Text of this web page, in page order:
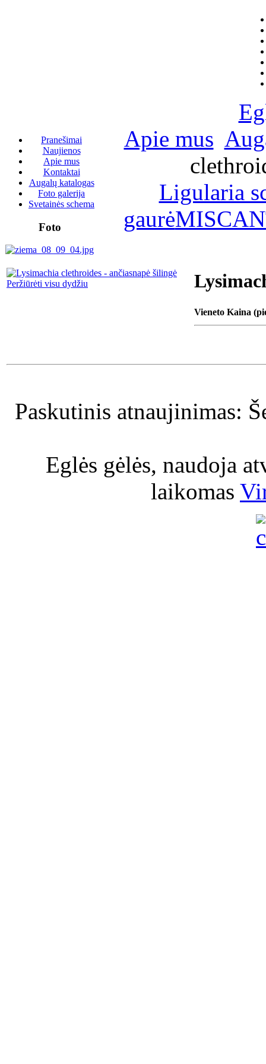
Pranešimai
Naujienos
Apie mus
Kontaktai
Augalų katalogas
Foto galerija
Svetainės schema
Foto
Apie mus
Ligularia
gaurė
Peržiūrėti visu dydžiu
Vieneto Kaina
Paskutinis atnaujinimas:
Eglės gėlės, naudoja
laikomas